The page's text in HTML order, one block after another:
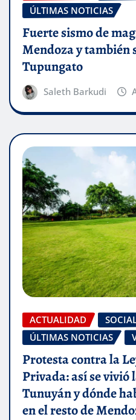
ÚLTIMAS NOTICIAS
Fuerte sismo de
Mendoza y también
Tupungato
Saleth Barkudi
ACTUALIDAD
ÚLTIMAS NOTICIAS
Protesta contra la
Privada: así se vivió
Tunuyán y dónde
en el resto de